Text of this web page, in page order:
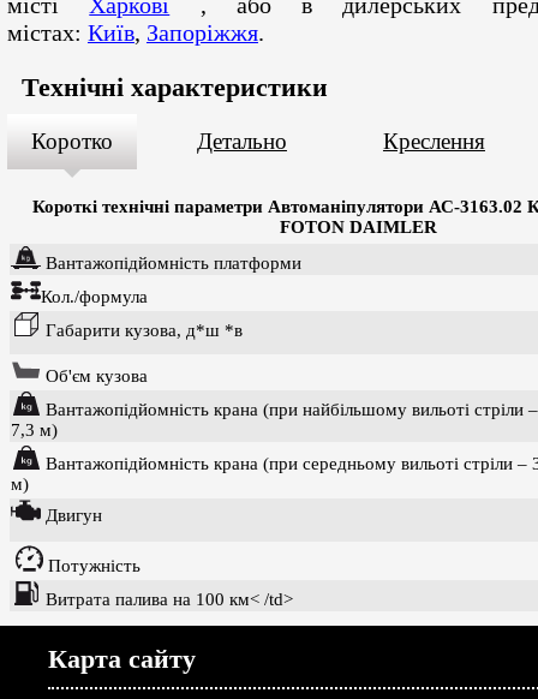
містах: Київ, Запоріжжя.
Технічні характеристики
Коротко Детально Креслення
Короткі технічні параметри Автоманіпулятори АС-
FOTON DAIMLER
Вантажопідйомність платформи
Кол./формула
Габарити кузова, д*ш *в
Об'єм кузова
Вантажопідйомність крана (при найбільшому вильоті стріли –
7,3 м)
Вантажопідйомність крана (при середньому вильоті стріли –
м)
Двигун
Потужність
Витрата палива на 100 км< /td>
Карта сайту